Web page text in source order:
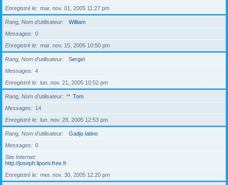
Enregistré le
mar. nov. 01, 2005 11:27 pm
Rang, Nom d’utilisateur
William
Messages
0
Enregistré le
mar. nov. 15, 2005 10:50 pm
Rang, Nom d’utilisateur
Sergeï
Messages
4
Enregistré le
lun. nov. 21, 2005 10:52 pm
Rang, Nom d’utilisateur ** Tom
Messages
14
Enregistré le
lun. nov. 28, 2005 12:53 pm
Rang, Nom d’utilisateur
Gadjo latino
Messages
0
Site Internet
http://joseph.lipomi.free.fr
Enregistré le
mer. nov. 30, 2005 12:20 pm